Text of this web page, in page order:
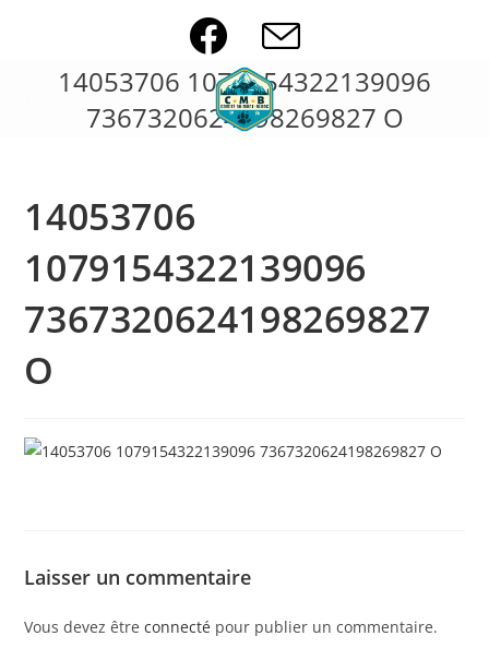
14053706 1079154322139096
7367320624198269827 O
14053706
1079154322139096
7367320624198269827
O
Laisser un commentaire
Vous devez êtreconnecté pour publier un commentaire.